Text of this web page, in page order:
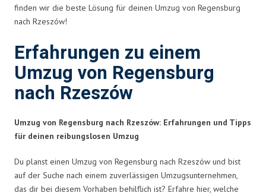
finden wir die beste Lösung für deinen Umzug von Regensburg
nach Rzeszów!
Erfahrungen zu einem
Umzug von Regensburg
nach Rzeszów
Umzug von Regensburg nach Rzeszów: Erfahrungen und Tipps
für deinen reibungslosen Umzug
Du planst einen Umzug von Regensburg nach Rzeszów und bist
auf der Suche nach einem zuverlässigen Umzugsunternehmen,
das dir bei diesem Vorhaben behilflich ist? Erfahre hier, welche